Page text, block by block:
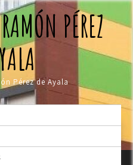
PÉREZ
Pérez de Ayala